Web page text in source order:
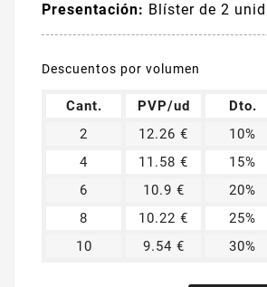
Presentación: Blíster de 2
Descuentos por volumen
Cant. PVP/ud Dto.
2
12.26 € 10%
4
11.58 € 15%
6
10.9 € 20%
8
10.22 € 25%
10
9.54 € 30%